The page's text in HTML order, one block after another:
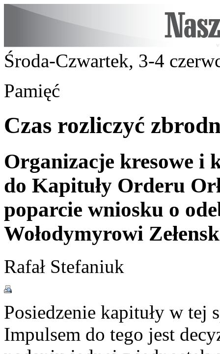
Środa-Czwartek, 3-4
Pamięć
Czas rozliczyć
Organizacje kresowe i
do Kapituły Orderu
poparcie wniosku o
Wołodymyrowi
Rafał Stefaniuk
Posiedzenie kapituły w tej
Impulsem do tego jest